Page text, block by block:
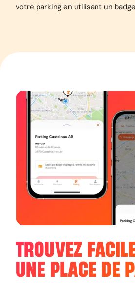
votre parking en utilisant un
TROUVEZ
UNE PLACE DE